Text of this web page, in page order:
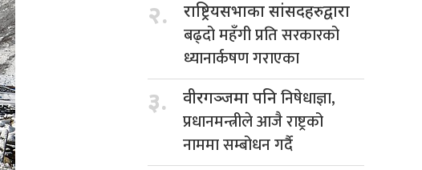
२. राष्ट्रियसभाका सांसदहरुद्वारा
बढ्दो महँगी प्रति सरकारको
ध्यानार्कषण गराएका
३. वीरगञ्जमा पनिनिषेधाज्ञा,
प्रधानमन्त्रीले आजै राष्ट्रको
नाममा सम्बोधन गर्दै